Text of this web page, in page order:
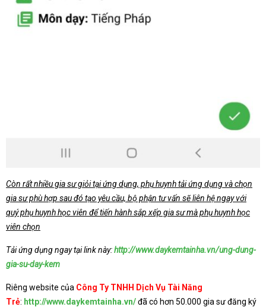
Còn rất nhiều gia sư giỏi tại ứng dụng, phụ huynh tải ứng dụng và chọn
gia sư phù hợp sau đó tạo yêu cầu, bộ phận tư vấn sẽ liên hệ ngay với
quý phụ huynh học viên để tiến hành sắp xếp gia sư mà phụ huynh học
viên chọn
Tải ứng dụng ngay tại link này:http://www.daykemtainha.vn/ung-dung-
gia-su-day-kem
Riêng website của Công Ty TNHH Dịch Vụ Tài Năng
Trẻ: http://www.daykemtainha.vn/đã có hơn 50.000 gia sư đăng ký